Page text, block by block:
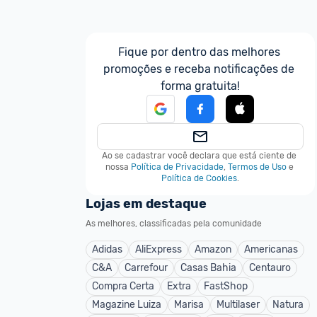
Fique por dentro das melhores
promoções e receba notificações de
forma gratuita!
Ao se cadastrar você declara que está ciente de
nossa Política de Privacidade, Termos de Uso e
Política de Cookies.
Lojas em destaque
As melhores, classificadas pela comunidade
Adidas AliExpress Amazon
Americanas
C&A
Carrefour Casas Bahia
Centauro
Compra Certa
Extra
FastShop
Magazine Luiza
Marisa Multilaser
Natura